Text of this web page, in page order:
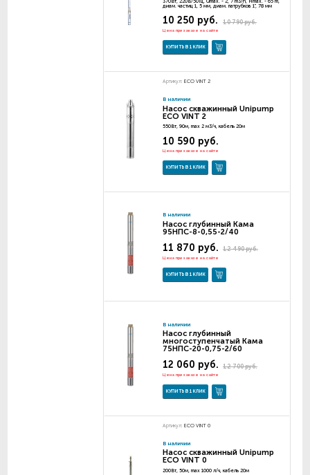
диам. частиц 1, 5 мм, диам. патрубков 1", 78 мм
10 790 руб.
10 250 руб.
Цена при заказе на сайте
КУПИТЬ В 1 КЛИК
Артикул: ECO VINT 2
В наличии
Насос скважинный Unipump
ECO VINT 2
550Вт, 90м, max 2 м3/ч, кабель 20м
10 590 руб.
Цена при заказе на сайте
КУПИТЬ В 1 КЛИК
В наличии
Насос глубинный Кама
95НПС-8-0,55-2/40
12 490 руб.
11 870 руб.
Цена при заказе на сайте
КУПИТЬ В 1 КЛИК
В наличии
Насос глубинный
многоступенчатый Кама
75НПС-20-0,75-2/60
12 700 руб.
12 060 руб.
Цена при заказе на сайте
КУПИТЬ В 1 КЛИК
Артикул: ECO VINT 0
В наличии
Насос скважинный Unipump
ECO VINT 0
200Вт, 50м, max 1000 л/ч, кабель 20м